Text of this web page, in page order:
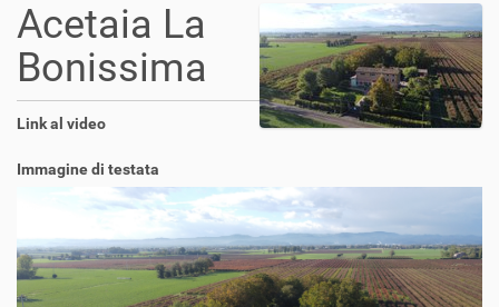
Acetaia La
Bonissima
Link al video
Immagine di testata